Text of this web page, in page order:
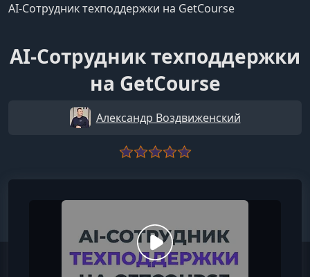
AI-Сотрудник техподдержки на GetCourse
AI-Сотрудник техподдержки
на GetCourse
Александр Воздвиженский